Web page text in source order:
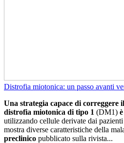
Distrofia miotonica: un passo avanti
Una strategia capace di correggere
distrofia miotonica di tipo 1 (DM1)
utilizzando cellule derivate dai
mostra diverse caratteristiche della
preclinico pubblicato sulla rivista...